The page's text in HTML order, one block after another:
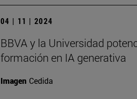
04 | 11 | 2024
BBVA y la Universidad
formación en IA generativa
Imagen Cedida